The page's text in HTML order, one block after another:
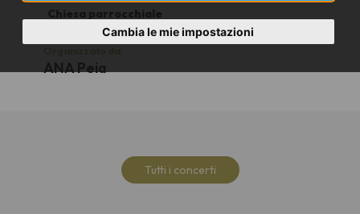
Cambia le mie impostazioni
Chiesa parrocchiale
ANA Peia
Tutti i concerti